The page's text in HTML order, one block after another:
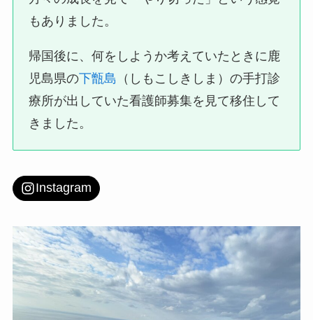
もありました。
帰国後に、何をしようか考えていたときに鹿
児島県の下甑島
（しもこしきしま）の手打診
療所が出していた看護師募集を見て移住して
きました。
Instagram